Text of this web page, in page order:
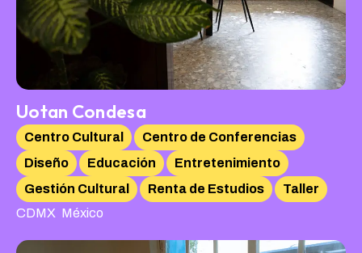
Uotan Condesa
Centro Cultural
Centro de Conferencias
Diseño
Educación
Entretenimiento
Gestión Cultural
Renta de Estudios
Taller
CDMX México